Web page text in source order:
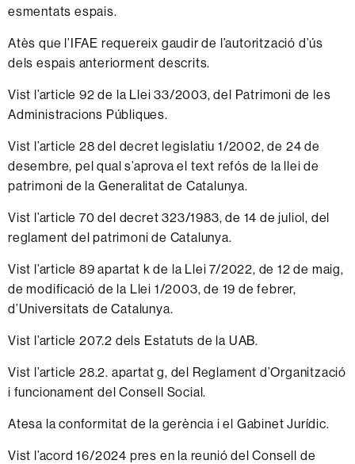
esmentats espais.
Atès que l’IFAE requereix gaudir de l’autorització d’ús
dels espais anteriorment descrits.
Vist l’article 92 de la Llei 33/2003, del Patrimoni de les
Administracions Públiques.
Vist l’article 28 del decret legislatiu 1/2002, de 24 de
desembre, pel qual s’aprova el text refós de la llei de
patrimoni de la Generalitat de Catalunya.
Vist l’article 70 del decret 323/1983, de 14 de juliol, del
reglament del patrimoni de Catalunya.
Vist l’article 89 apartat k de la Llei 7/2022, de 12 de maig,
de modificació de la Llei 1/2003, de 19 de febrer,
d’Universitats de Catalunya.
Vist l’article 207.2 dels Estatuts de la UAB.
Vist l’article 28.2. apartat g, del Reglament d’Organització
i funcionament del Consell Social.
Atesa la conformitat de la gerència i el Gabinet Jurídic.
Vist l’acord 16/2024 pres en la reunió del Consell de